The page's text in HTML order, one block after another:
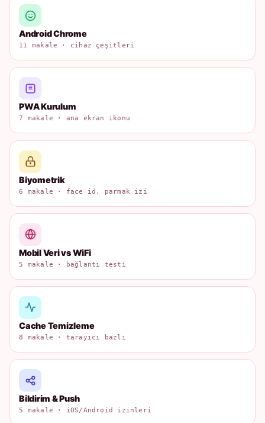
Android Chrome
11 makale · cihaz çeşitleri
PWA Kurulum
7 makale · ana ekran ikonu
Biyometrik
6 makale · face id, parmak izi
Mobil Veri vs WiFi
5 makale · bağlantı testi
Cache Temizleme
8 makale · tarayıcı bazlı
Bildirim & Push
5 makale · iOS/Android izinleri